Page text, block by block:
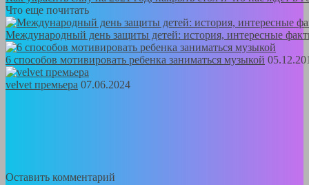
Что еще почитать
Международный день защиты детей: история, интересные
6 способов мотивировать ребенка заниматься музыкой
velvet премьера 07.06.2024
Оставить комментарий